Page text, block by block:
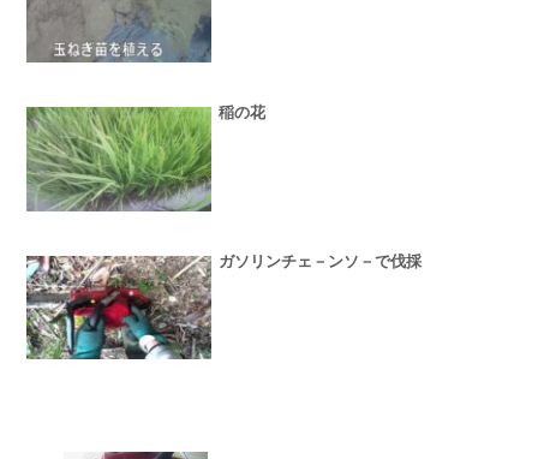
稲の花
ガソリンチェ－ンソ－で伐採